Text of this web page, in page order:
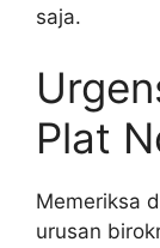
saja.
Plat
Memeriksa
urusan